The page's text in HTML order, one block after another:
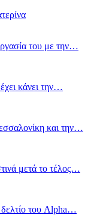
του με την…
κάνει την…
και την…
μετά το τέλος…
του Alpha…